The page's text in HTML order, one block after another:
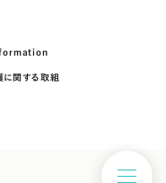
関する取組